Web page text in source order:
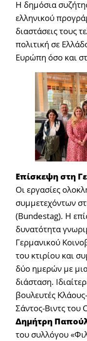
Η δημόσια
ελληνικού
διαστάσεις τους
πολιτική σε
Ευρώπη όσο και
Επίσκεψη στη
Οι εργασίες
συμμετεχόντων
(Bundestag). Η
δυνατότητα
Γερμανικού
του κτιρίου και
δύο ημερών με
διάσταση.
βουλευτές
Σάντος-Βιντς του
Δημήτρη
του συλλόγου